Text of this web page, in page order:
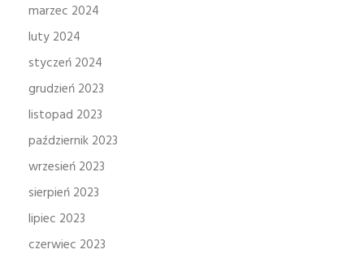
marzec 2024
luty 2024
styczeń 2024
grudzień 2023
listopad 2023
październik 2023
wrzesień 2023
sierpień 2023
lipiec 2023
czerwiec 2023